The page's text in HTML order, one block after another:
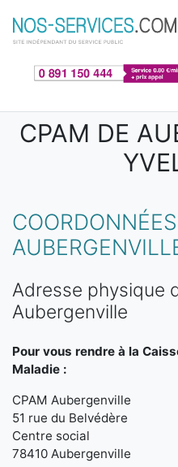
Aller au contenu principal
CPAM DE
Adresse physique
Aubergenville
Pour vous rendre à la
Maladie :
CPAM Aubergenville
51 rue du Belvédère
Centre social
78410 Aubergenville